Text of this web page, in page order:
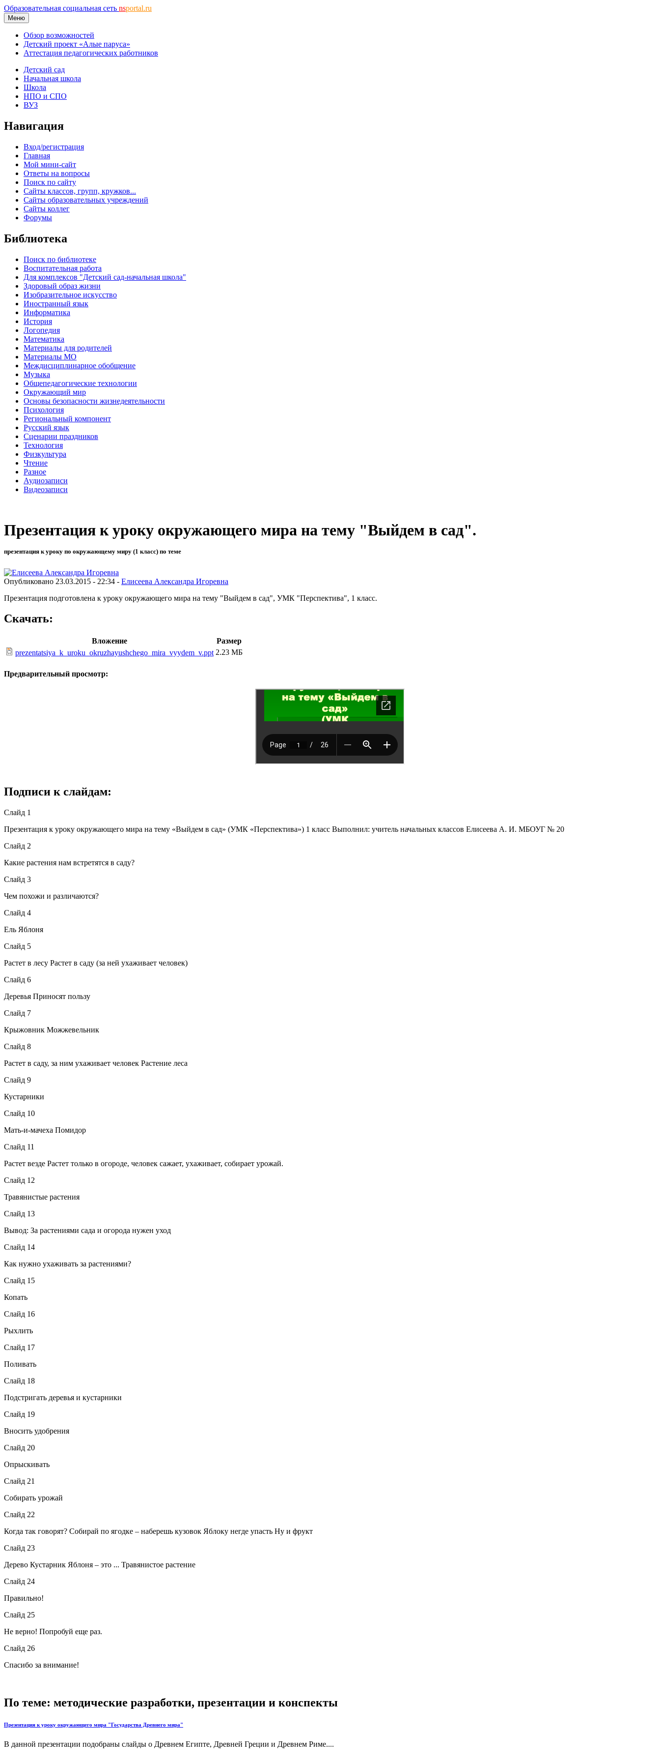
Образовательная социальная сеть nsportal.ru
Меню
Обзор возможностей
Детский проект «Алые паруса»
Аттестация педагогических работников
Детский сад
Начальная школа
Школа
НПО и СПО
ВУЗ
Навигация
Вход/регистрация
Главная
Мой мини-сайт
Ответы на вопросы
Поиск по сайту
Сайты классов, групп, кружков...
Сайты образовательных учреждений
Сайты коллег
Форумы
Библиотека
Поиск по библиотеке
Воспитательная работа
Для комплексов "Детский сад-начальная школа"
Здоровый образ жизни
Изобразительное искусство
Иностранный язык
Информатика
История
Логопедия
Математика
Материалы для родителей
Материалы МО
Междисциплинарное обобщение
Музыка
Общепедагогические технологии
Окружающий мир
Основы безопасности жизнедеятельности
Психология
Региональный компонент
Русский язык
Сценарии праздников
Технология
Физкультура
Чтение
Разное
Аудиозаписи
Видеозаписи
Презентация к уроку окружающего мира на тему "Выйдем в сад".
презентация к уроку по окружающему миру (1 класс) по теме
Опубликовано 23.03.2015 - 22:34 - Елисеева Александра Игоревна
Презентация подготовлена к уроку окружающего мира на тему "Выйдем в сад", УМК "Перспектива", 1 класс.
Скачать:
Вложение
Размер
prezentatsiya_k_uroku_okruzhayushchego_mira_vyydem_v.ppt 2.23 МБ
Предварительный просмотр:
Подписи к слайдам:
Слайд 1
Презентация к уроку окружающего мира на тему «Выйдем в сад» (УМК «Перспектива») 1 класс Выполнил: учитель начальных классов Елисеева А. И. МБОУГ № 20
Слайд 2
Какие растения нам встретятся в саду?
Слайд 3
Чем похожи и различаются?
Слайд 4
Ель Яблоня
Слайд 5
Растет в лесу Растет в саду (за ней ухаживает человек)
Слайд 6
Деревья Приносят пользу
Слайд 7
Крыжовник Можжевельник
Слайд 8
Растет в саду, за ним ухаживает человек Растение леса
Слайд 9
Кустарники
Слайд 10
Мать-и-мачеха Помидор
Слайд 11
Растет везде Растет только в огороде, человек сажает, ухаживает, собирает урожай.
Слайд 12
Травянистые растения
Слайд 13
Вывод: За растениями сада и огорода нужен уход
Слайд 14
Как нужно ухаживать за растениями?
Слайд 15
Копать
Слайд 16
Рыхлить
Слайд 17
Поливать
Слайд 18
Подстригать деревья и кустарники
Слайд 19
Вносить удобрения
Слайд 20
Опрыскивать
Слайд 21
Собирать урожай
Слайд 22
Когда так говорят? Собирай по ягодке – наберешь кузовок Яблоку негде упасть Ну и фрукт
Слайд 23
Дерево Кустарник Яблоня – это ... Травянистое растение
Слайд 24
Правильно!
Слайд 25
Не верно! Попробуй еще раз.
Слайд 26
Спасибо за внимание!
По теме: методические разработки, презентации и конспекты
Презентация к уроку окружающего мира "Государства Древнего мира"
В данной презентации подобраны слайды о Древнем Египте, Древней Греции и Древнем Риме....